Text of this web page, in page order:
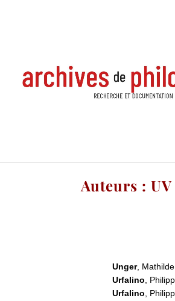
Auteurs : UV
Unger,
Urfalino ,
Urfalino ,